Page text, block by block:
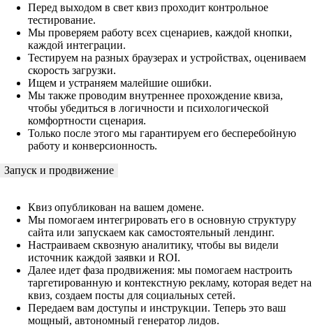
Перед выходом в свет квиз проходит контрольное
тестирование.
Мы проверяем работу всех сценариев, каждой кнопки,
каждой интеграции.
Тестируем на разных браузерах и устройствах, оцениваем
скорость загрузки.
Ищем и устраняем малейшие ошибки.
Мы также проводим внутреннее прохождение квиза,
чтобы убедиться в логичности и психологической
комфортности сценария.
Только после этого мы гарантируем его бесперебойную
работу и конверсионность.
Запуск и продвижение
Квиз опубликован на вашем домене.
Мы помогаем интегрировать его в основную структуру
сайта или запускаем как самостоятельный лендинг.
Настраиваем сквозную аналитику, чтобы вы видели
источник каждой заявки и ROI.
Далее идет фаза продвижения: мы помогаем настроить
таргетированную и контекстную рекламу, которая ведет на
квиз, создаем посты для социальных сетей.
Передаем вам доступы и инструкции. Теперь это ваш
мощный, автономный генератор лидов.